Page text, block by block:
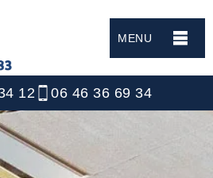
MENU
12 06 46 36 69 34